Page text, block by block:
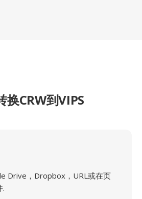
换CRW到VIPS
Drive，Dropbox，URL或在页
.